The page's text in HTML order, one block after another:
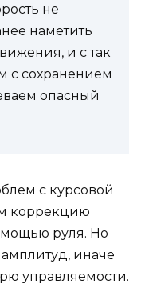
не
наметить
и с так
с сохранением
опасный
с курсовой
коррекцию
руля. Но
иначе
управляемости.